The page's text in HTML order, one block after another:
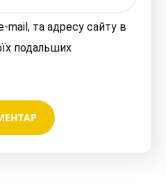
mail, та адресу сайту в
подальших